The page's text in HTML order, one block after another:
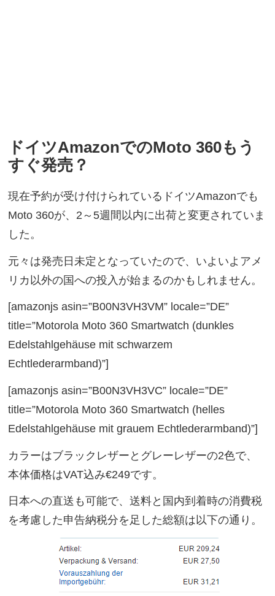
ドイツAmazonでのMoto 360もう
すぐ発売？
現在予約が受け付けられているドイツAmazonでも
Moto 360が、2～5週間以内に出荷と変更されていま
した。
元々は発売日未定となっていたので、いよいよアメ
リカ以外の国への投入が始まるのかもしれません。
[amazonjs asin=”B00N3VH3VM” locale=”DE”
title=”Motorola Moto 360 Smartwatch (dunkles
Edelstahlgehäuse mit schwarzem
Echtlederarmband)”]
[amazonjs asin=”B00N3VH3VC” locale=”DE”
title=”Motorola Moto 360 Smartwatch (helles
Edelstahlgehäuse mit grauem Echtlederarmband)”]
カラーはブラックレザーとグレーレザーの2色で、
本体価格はVAT込み€249です。
日本への直送も可能で、送料と国内到着時の消費税
を考慮した申告納税分を足した総額は以下の通り。